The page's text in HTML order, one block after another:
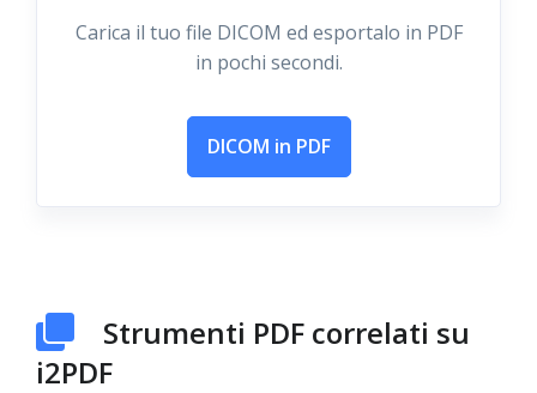
Carica il tuo file DICOM ed esportalo in PDF
in pochi secondi.
DICOM in PDF
Strumenti PDF correlati su
i2PDF